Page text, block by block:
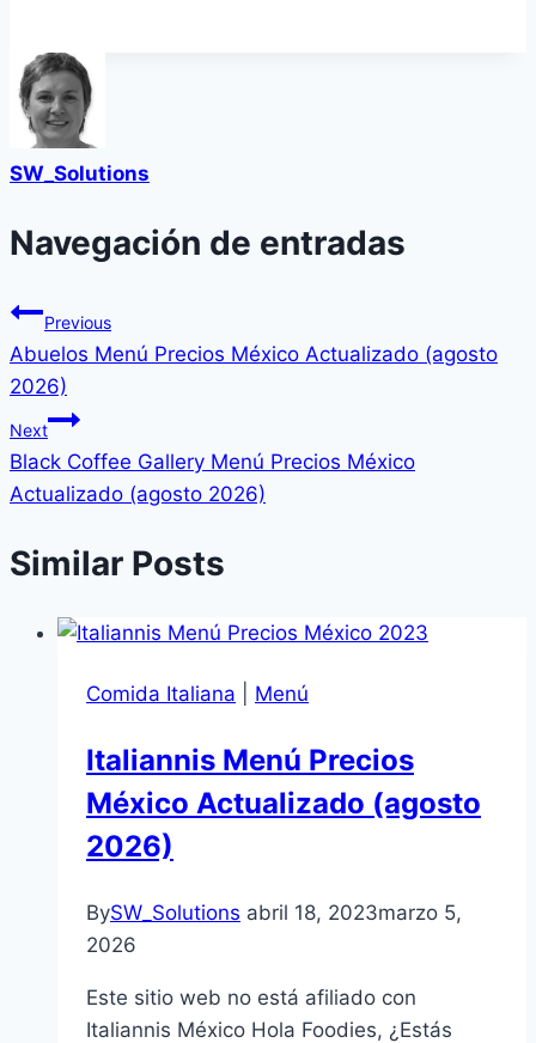
SW_Solutions
Navegación de entradas
Previous
Abuelos Menú Precios México Actualizado (agosto
2026)
Next
Black Coffee Gallery Menú Precios México
Actualizado (agosto 2026)
Similar Posts
Comida Italiana Menú
Italiannis Menú Precios
México Actualizado (agosto
2026)
BySW_Solutions abril 18, 2023marzo 5,
2026
Este sitio web no está afiliado con
Italiannis México Hola Foodies, ¿Estás